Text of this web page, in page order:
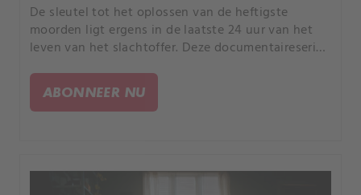
De sleutel tot het oplossen van de heftigste
moorden ligt ergens in de laatste 24 uur van het
leven van het slachtoffer. Deze documentaireserie
de gebeurtenissen in elkaar proberen te zetten.
ABONNEER NU